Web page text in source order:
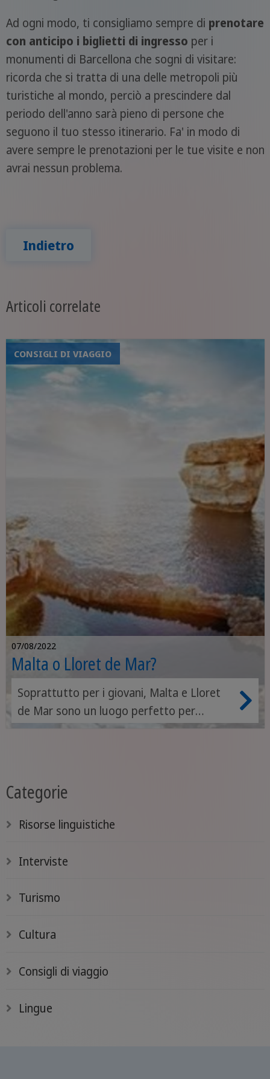
Ad ogni modo, ti consigliamo sempre di prenotare
con anticipo i biglietti di ingresso per i
monumenti di Barcellona che sogni di visitare:
ricorda che si tratta di una delle metropoli più
turistiche al mondo, perciò a prescindere dal
periodo dell'anno sarà pieno di persone che
seguono il tuo stesso itinerario. Fa' in modo di
avere sempre le prenotazioni per le tue visite e non
avrai nessun problema.
Indietro
Articoli correlate
CONSIGLI DI VIAGGIO
07/08/2022
Malta o Lloret de Mar?
Soprattutto per i giovani, Malta e Lloret
de Mar sono un luogo perfetto per
trascorrere una vacanza indimenticabile.
Abbiamo messo a confronto per te le
caratteristiche speciali di Malta e Lloret
de Mar!
Categorie
Risorse linguistiche
Interviste
Turismo
Cultura
Consigli di viaggio
Lingue